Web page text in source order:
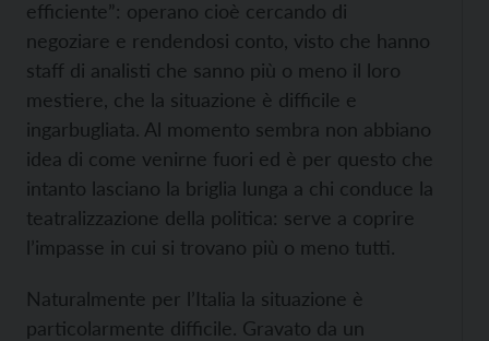
efficiente”: operano cioè cercando di
negoziare e rendendosi conto, visto che hanno
staff di analisti che sanno più o meno il loro
mestiere, che la situazione è difficile e
ingarbugliata. Al momento sembra non abbiano
idea di come venirne fuori ed è per questo che
intanto lasciano la briglia lunga a chi conduce la
teatralizzazione della politica: serve a coprire
l’impasse in cui si trovano più o meno tutti.
Naturalmente per l’Italia la situazione è
particolarmente difficile. Gravato da un